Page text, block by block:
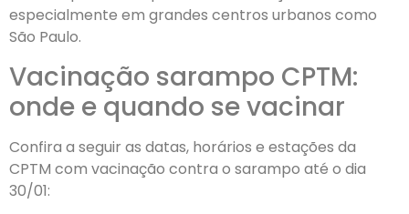
especialmente em grandes centros urbanos como
São Paulo.
Vacinação sarampo CPTM:
onde e quando se vacinar
Confira a seguir as datas, horários e estações da
CPTM com vacinação contra o sarampo até o dia
30/01: